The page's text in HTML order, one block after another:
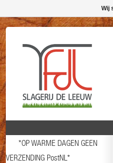
*OP WARME DAGEN GEEN
VERZENDING PostNL*
Wij